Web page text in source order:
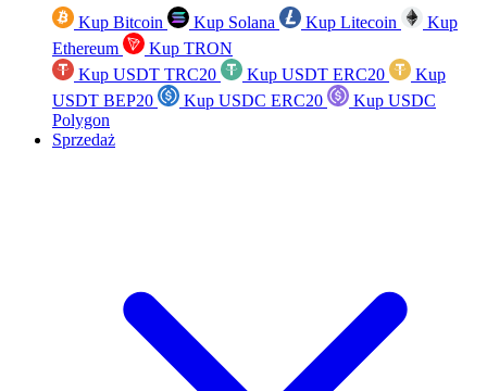
Kup Bitcoin Kup Solana Kup Litecoin
Kup
Ethereum
Kup TRON
Kup USDT TRC20
Kup USDT ERC20
Kup
USDT BEP20
Kup USDC ERC20
Kup USDC
Polygon
Sprzedaż